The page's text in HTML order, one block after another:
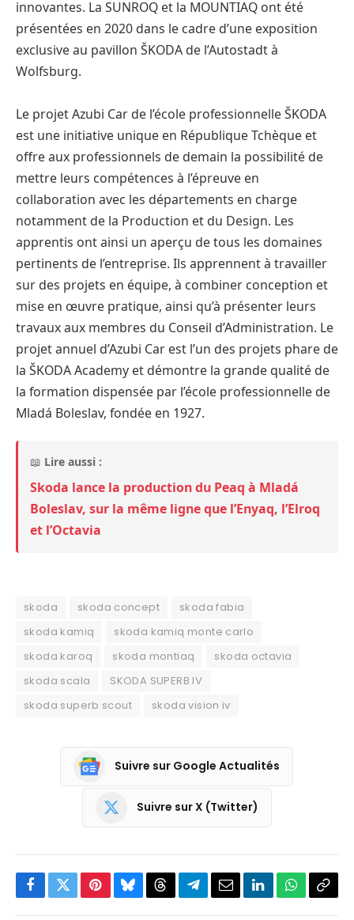
innovantes. La SUNROQ et la MOUNTIAQ ont été
présentées en 2020 dans le cadre d’une exposition
exclusive au pavillon ŠKODA de l’Autostadt à
Wolfsburg.
Le projet Azubi Car de l’école professionnelle ŠKODA
est une initiative unique en République Tchèque et
offre aux professionnels de demain la possibilité de
mettre leurs compétences à l’épreuve en
collaboration avec les départements en charge
notamment de la Production et du Design. Les
apprentis ont ainsi un aperçu de tous les domaines
pertinents de l’entreprise. Ils apprennent à travailler
sur des projets en équipe, à combiner conception et
mise en œuvre pratique, ainsi qu’à présenter leurs
travaux aux membres du Conseil d’Administration. Le
projet annuel d’Azubi Car est l’un des projets phare de
la ŠKODA Academy et démontre la grande qualité de
la formation dispensée par l’école professionnelle de
Mladá Boleslav, fondée en 1927.
📖 Lire aussi :
Skoda lance la production du Peaq à Mladá
Boleslav, sur la même ligne que l’Enyaq, l’Elroq
et l’Octavia
skoda skoda concept
skoda fabia
skoda kamiq
skoda kamiq monte carlo
skoda karoq
skoda montiaq
skoda octavia
skoda scala
SKODA SUPERB IV
skoda superb scout
skoda vision iv
Suivre sur Google Actualités
Suivre sur X (Twitter)
Facebook
TwitterPinterestBlueskyThreadsPartagerEmailLinkedInWhatsApp